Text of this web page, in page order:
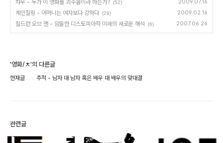
차우 - 누가 이 영화를 괴수물이라 하는가? (52) 2009.07.16
체인질링 - 어머니는 여자보다 강하다 (29) 2009.02.16
칠드런 오브 맨 - 암울한 디스토피아적 미래의 새로운 해석 (6) 2007.06.26
'영화/ㅊ'의 다른글
현재글 추적 - 남자 대 남자 혹은 배우 대 배우의 맞대결
관련글